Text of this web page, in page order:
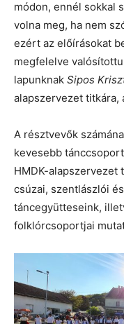
módon, ennél sokkal
volna meg, ha nem
ezért az előírásokat
megfelelve
lapunknak Sipos
alapszervezet titkára,
A résztvevők
kevesebb
HMDK-alapszervezet
csúzai, szentlászlói
táncegyütteseink,
folklórcsoportjai